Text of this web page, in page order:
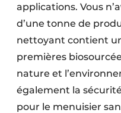
applications. Vous
d’une tonne de
nettoyant contient
premières
nature et
également la
pour le menuisier